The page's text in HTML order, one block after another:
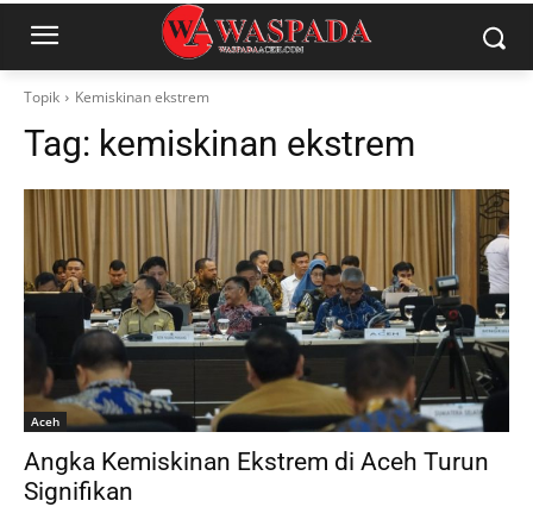
Topik Kemiskinan ekstrem
Tag: kemiskinan ekstrem
Aceh
Angka Kemiskinan Ekstrem di Aceh Turun
Signifikan